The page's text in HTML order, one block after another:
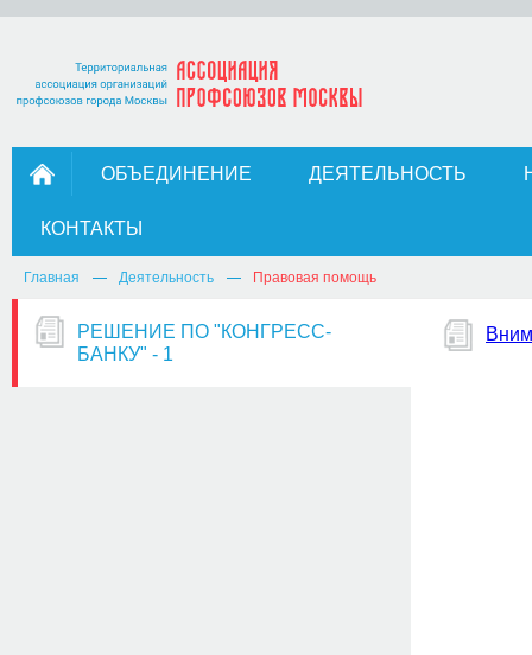
ОБЪЕДИНЕНИЕ ДЕЯТЕЛЬНОСТЬ
КОНТАКТЫ
Главная Деятельность Правовая помощь
РЕШЕНИЕ ПО "КОНГРЕСС-
БАНКУ" - 1